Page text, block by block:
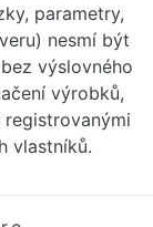
parametry,
nesmí být
výslovného
výrobků,
vlastníků.